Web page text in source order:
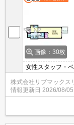
画像：30枚
女性スタッフ・
株式会社リブマックス
情報更新日 2026/08/05